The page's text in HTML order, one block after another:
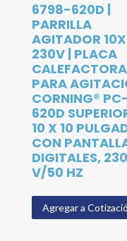
6798-620D |
PARRILLA
AGITADOR
230V | PLACA
CALEFACTORA
PARA
CORNING® PC-
620D
10 X 10
CON
DIGITALES, 230
V/50 HZ
Agregar a